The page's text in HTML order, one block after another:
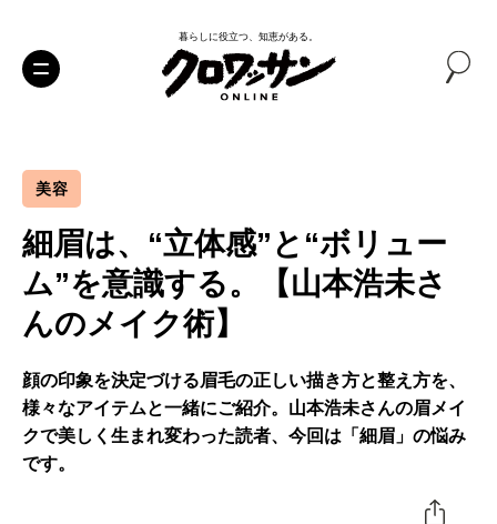
暮らしに役立つ、知恵がある。
美容
細眉は、“立体感”と“ボリュー
ム”を意識する。【山本浩未さ
んのメイク術】
顔の印象を決定づける眉毛の正しい描き方と整え方を、
様々なアイテムと一緒にご紹介。山本浩未さんの眉メイ
クで美しく生まれ変わった読者、今回は「細眉」の悩み
です。